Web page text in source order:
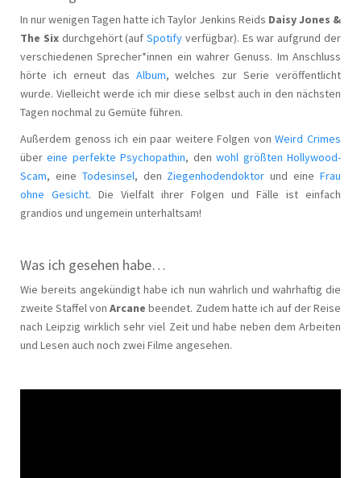
In nur wenigen Tagen hatte ich Taylor Jenkins Reids Daisy Jones &
The Sixdurchgehört (aufSpotify verfügbar). Es war aufgrund der
verschiedenen Sprecher*innen ein wahrer Genuss. Im Anschluss
hörte ich erneut das Album, welches zur Serie veröffentlicht
wurde. Vielleicht werde ich mir diese selbst auch in den nächsten
Tagen nochmal zu Gemüte führen.
Außerdem genoss ich ein paar weitere Folgen vonWeird Crimes
übereine perfekte Psychopathin, denwohl größten Hollywood-
Scam, eine Todesinsel, den Ziegenhodendoktor und eineFrau
ohne Gesicht. Die Vielfalt ihrer Folgen und Fälle ist einfach
grandios und ungemein unterhaltsam!
Was ich gesehen habe…
Wie bereits angekündigt habe ich nun wahrlich und wahrhaftig die
zweite Staffel vonArcanebeendet. Zudem hatte ich auf der Reise
nach Leipzig wirklich sehr viel Zeit und habe neben dem Arbeiten
und Lesen auch noch zwei Filme angesehen.